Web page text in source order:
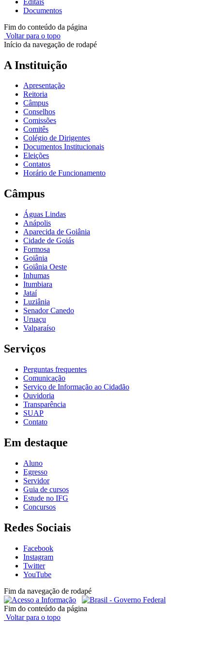
Documentos
Fim do conteúdo da página
Voltar para o topo
Início da navegação de rodapé
A Instituição
Apresentação
Reitoria
Câmpus
Conselhos
Comissões
Comitês
Colégio de Dirigentes
Documentos Institucionais
Eleições
Contatos
Horário de Funcionamento
Câmpus
Águas Lindas
Anápolis
Aparecida de Goiânia
Cidade de Goiás
Formosa
Goiânia
Goiânia Oeste
Inhumas
Itumbiara
Jataí
Luziânia
Senador Canedo
Uruaçu
Valparaíso
Serviços
Perguntas frequentes
Comunicação
Serviço de Informação ao Cidadão
Ouvidoria
Transparência
SUAP
Contato
Em destaque
Aluno
Egresso
Servidor
Guia de cursos
Estude no IFG
Concursos
Redes Sociais
Facebook
Instagram
Twitter
YouTube
Fim da navegação de rodapé
Fim do conteúdo da página
Voltar para o topo